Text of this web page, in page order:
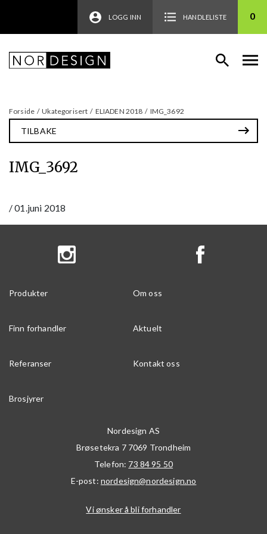
LOGG INN HANDLELISTE 0
Forside / Ukategorisert / ELIADEN 2018 / IMG_3692
TILBAKE
IMG_3692
/01.juni 2018
Produkter Om oss
Finn forhandler Aktuelt
Referanser Kontakt oss
Brosjyrer
Nordesign AS
Brøsetekra 7 7069 Trondheim
Telefon: 73 84 95 50
E-post: nordesign@nordesign.no
Vi ønsker å bli forhandler